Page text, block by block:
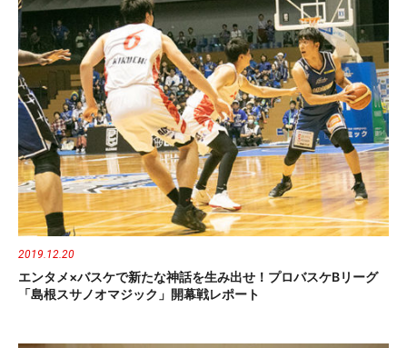
2019.12.20
エンタメ×バスケで新たな神話を生み出せ！プロバスケBリーグ
「島根スサノオマジック」開幕戦レポート